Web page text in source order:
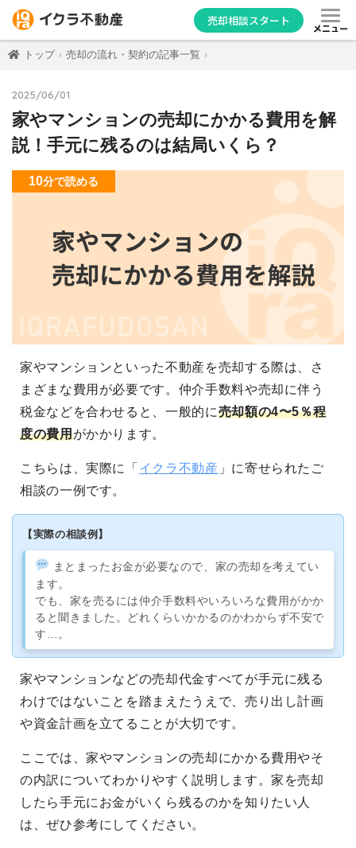
売却相談スタート
メニュー
トップ 売却の流れ・契約の記事一覧
2025/06/01
家やマンションの売却にかかる費用を解
説！手元に残るのは結局いくら？
10分で読める
家やマンションといった不動産を売却する際は、さ
まざまな費用が必要です。仲介手数料や売却に伴う
税金などを合わせると、一般的に売却額の4〜5％程
度の費用がかかります。
こちらは、実際に「 イクラ不動産 」に寄せられたご
相談の一例です。
【実際の相談例】
まとまったお金が必要なので、家の売却を考えてい
ます。
でも、家を売るには仲介手数料やいろいろな費用がかか
ると聞きました。どれくらいかかるのかわからず不安で
す…。
家やマンションなどの売却代金すべてが手元に残る
わけではないことを踏まえたうえで、売り出し計画
や資金計画を立てることが大切です。
ここでは、家やマンションの売却にかかる費用やそ
の内訳についてわかりやすく説明します。家を売却
したら手元にお金がいくら残るのかを知りたい人
は、ぜひ参考にしてください。